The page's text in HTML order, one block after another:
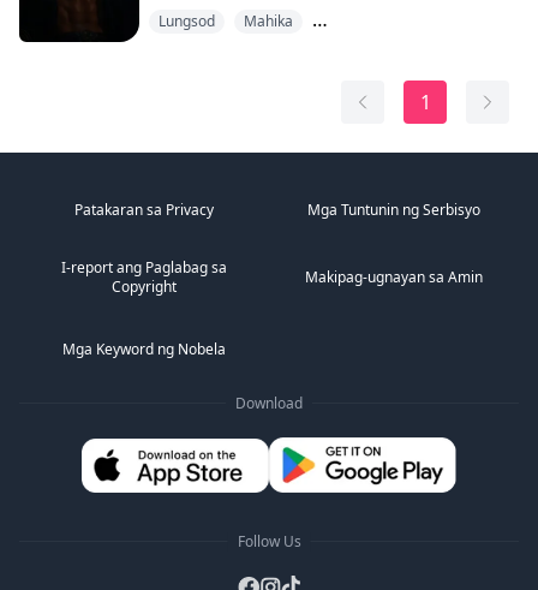
na puno ng pakikipagsapalaran sa pagpapalayas ng
mga demonyo at pakikipagkaibigan sa mga diyo...
Lungsod
Mahika
1
Patakaran sa Privacy Mga Tuntunin ng Serbisyo
I-report ang Paglabag sa
Copyright
Makipag-ugnayan sa Amin
Mga Keyword ng Nobela
Download
Follow Us